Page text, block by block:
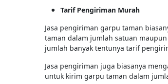
Tarif Pengiriman Murah
Jasa pengiriman garpu taman
taman dalam jumlah satuan
jumlah banyak tentunya tarif
Jasa pengiriman juga biasanya
untuk kirim garpu taman dalam